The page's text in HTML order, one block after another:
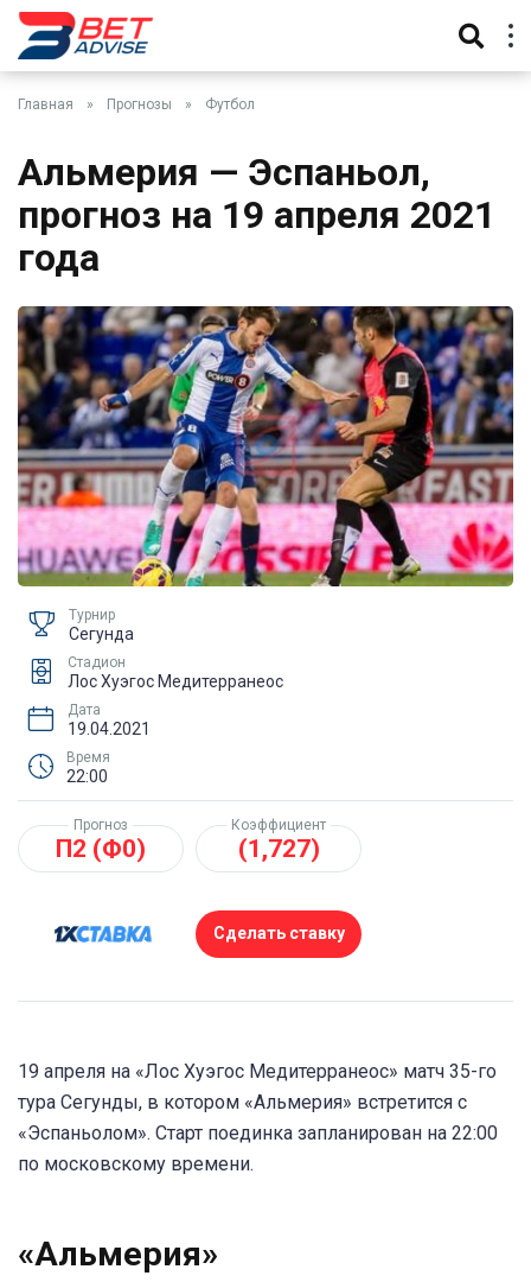
Главная » Прогнозы » Футбол
Альмерия — Эспаньол,
прогноз на 19 апреля 2021
года
Турнир
Сегунда
Стадион
Лос Хуэгос Медитерранеос
Дата
19.04.2021
Время
22:00
Прогноз
П2 (Ф0)
Коэффициент
(1,727)
Сделать ставку
19 апреля на «Лос Хуэгос Медитерранеос» матч 35-го
тура Сегунды, в котором «Альмерия» встретится с
«Эспаньолом». Старт поединка запланирован на 22:00
по московскому времени.
«Альмерия»